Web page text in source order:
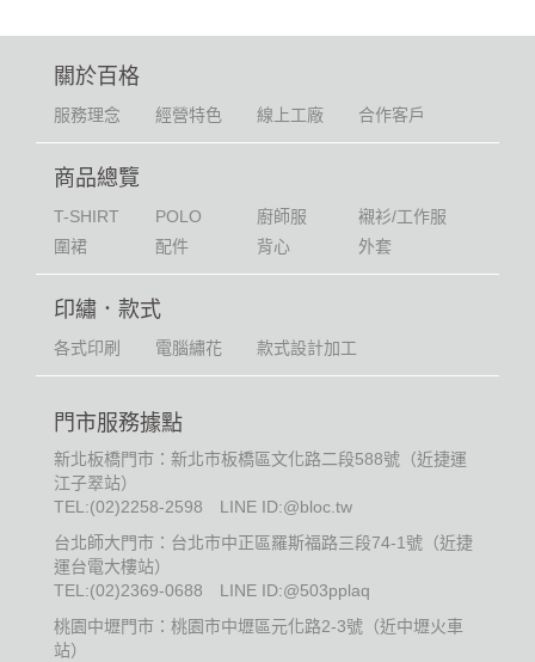
關於百格
服務理念 經營特色 線上工廠 合作客戶
商品總覽
T-SHIRT POLO 廚師服
襯衫/工作服
圍裙
配件 背心 外套
印繡．款式
各式印刷 電腦繡花 款式設計加工
門市服務據點
新北板橋門市：新北市板橋區文化路二段588號（近捷運
江子翠站）
TEL:(02)2258-2598
LINE ID:@bloc.tw
台北師大門市：台北市中正區羅斯福路三段74-1號（近捷
運台電大樓站）
TEL:(02)2369-0688
LINE ID:@503pplaq
桃園中壢門市：桃園市中壢區元化路2-3號（近中壢火車
站）